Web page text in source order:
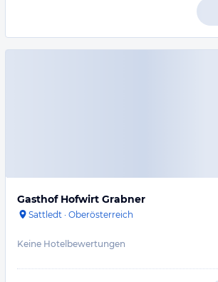
Gasthof Hofwirt Grabner
Sattledt · Oberösterreich
Keine Hotelbewertungen